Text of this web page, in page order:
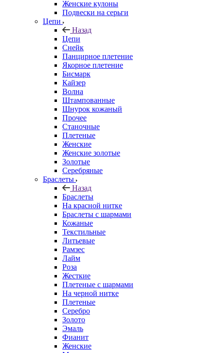
Женские кулоны
Подвески на серьги
Цепи
Назад
Цепи
Снейк
Панцирное плетение
Якорное плетение
Бисмарк
Кайзер
Волна
Штампованные
Шнурок кожаный
Прочее
Станочные
Плетеные
Женские
Женские золотые
Золотые
Серебряные
Браслеты
Назад
Браслеты
На красной нитке
Браслеты с шармами
Кожаные
Текстильные
Литьевые
Рамзес
Лайм
Роза
Жесткие
Плетеные с шармами
На черной нитке
Плетеные
Серебро
Золото
Эмаль
Фианит
Женские